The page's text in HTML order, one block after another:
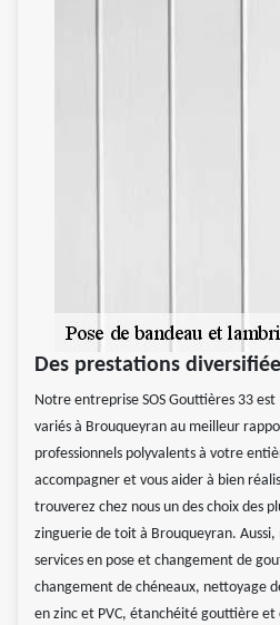
Des prestations
Notre entreprise SOS Gouttières 33
variés à Brouqueyran au meilleur
professionnels polyvalents à votre
accompagner et vous aider à bien
trouverez chez nous un des choix des
zinguerie de toit à Brouqueyran. Aussi,
services en pose et changement de
changement de chéneaux, nettoyage
en zinc et PVC, étanchéité gouttière